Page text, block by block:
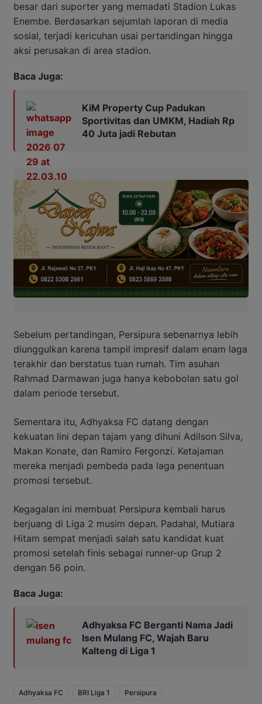
besar dari suporter yang memadati Stadion Lukas
Enembe. Berdasarkan sejumlah laporan di media
sosial, terjadi kericuhan usai pertandingan hingga
aksi perusakan di area stadion.
Baca Juga:
KiM Property Cup Padukan
Sportivitas dan UMKM, Hadiah Rp
40 Juta jadi Rebutan
Sebelum pertandingan, Persipura sebenarnya lebih
diunggulkan karena tampil impresif dalam enam laga
terakhir dan berstatus tuan rumah. Tim asuhan
Rahmad Darmawan juga hanya kebobolan satu gol
dalam periode tersebut.
Sementara itu, Adhyaksa FC datang dengan
kekuatan lini depan tajam yang dihuni Adilson Silva,
Makan Konate, dan Ramiro Fergonzi. Ketajaman
mereka menjadi pembeda pada laga penentuan
promosi tersebut.
Kegagalan ini membuat Persipura kembali harus
berjuang di Liga 2 musim depan. Padahal, Mutiara
Hitam sempat menjadi salah satu kandidat kuat
promosi setelah finis sebagai runner-up Grup 2
dengan 56 poin.
Baca Juga:
Adhyaksa FC Berganti Nama Jadi
Isen Mulang FC, Wajah Baru
Kalteng di Liga 1
Adhyaksa FC BRI Liga 1 Persipura